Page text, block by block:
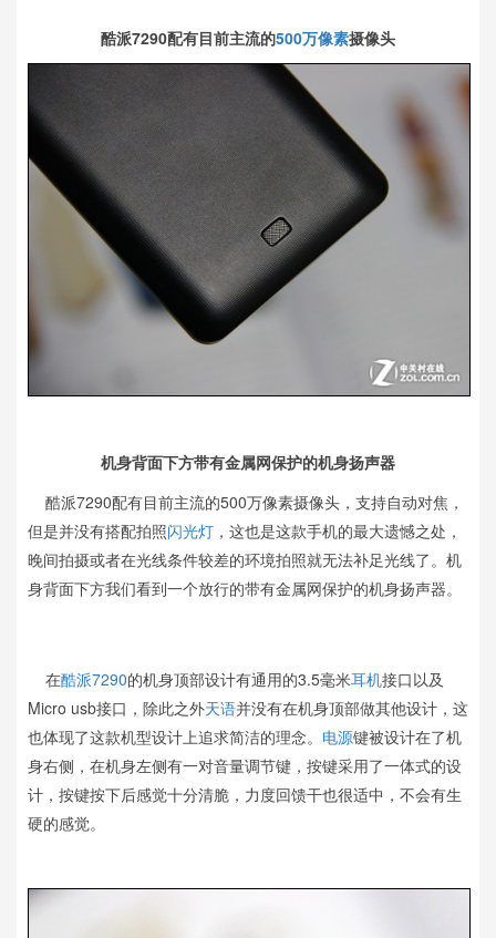
酷派7290配有目前主流的500万像素摄像头
机身背面下方带有金属网保护的机身扬声器
酷派7290配有目前主流的500万像素摄像头，支持自动对焦，
但是并没有搭配拍照闪光灯 ，这也是这款手机的最大遗憾之处，
晚间拍摄或者在光线条件较差的环境拍照就无法补足光线了。机
身背面下方我们看到一个放行的带有金属网保护的机身扬声器。
在酷派7290的机身顶部设计有通用的3.5毫米耳机接口以及
Micro usb接口，除此之外天语并没有在机身顶部做其他设计，这
也体现了这款机型设计上追求简洁的理念。 电源键被设计在了机
身右侧，在机身左侧有一对音量调节键，按键采用了一体式的设
计，按键按下后感觉十分清脆，力度回馈干也很适中，不会有生
硬的感觉。